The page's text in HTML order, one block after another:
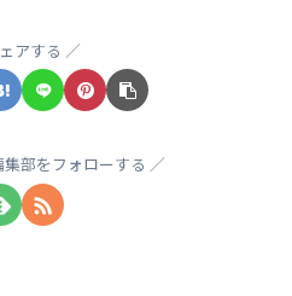
アする
部をフォローする